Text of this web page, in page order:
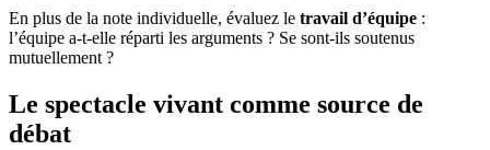
En plus de la note individuelle, évaluez le travail d’équipe :
l’équipe a-t-elle réparti les arguments ? Se sont-ils soutenus
mutuellement ?
Le spectacle vivant comme source de
débat